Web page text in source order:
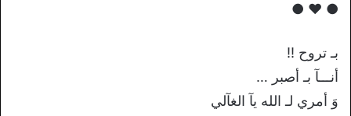
● ♥ ●
بـ تروح !!
أنـــآ بـ أصبر …
وَ أمري لـ الله يآ الغآلي